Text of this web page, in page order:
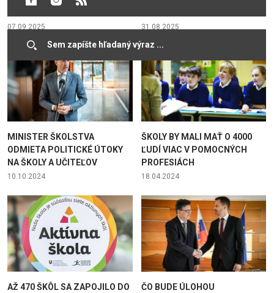
07.09.2025 31.08.2025
MINISTER ŠKOLSTVA
ODMIETA POLITICKÉ ÚTOKY
NA ŠKOLY A UČITEĽOV
10.10.2024
ŠKOLY BY MALI MAŤ O 4000
ĽUDÍ VIAC V POMOCNÝCH
PROFESIÁCH
18.04.2024
AŽ 470 ŠKÔL SA ZAPOJILO DO
ČO BUDE ÚLOHOU